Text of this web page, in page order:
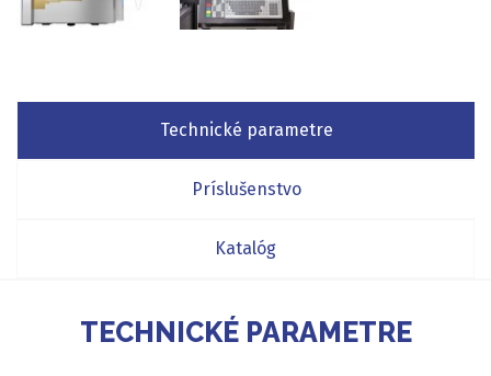
Technické parametre
Príslušenstvo
Katalóg
TECHNICKÉ PARAMETRE